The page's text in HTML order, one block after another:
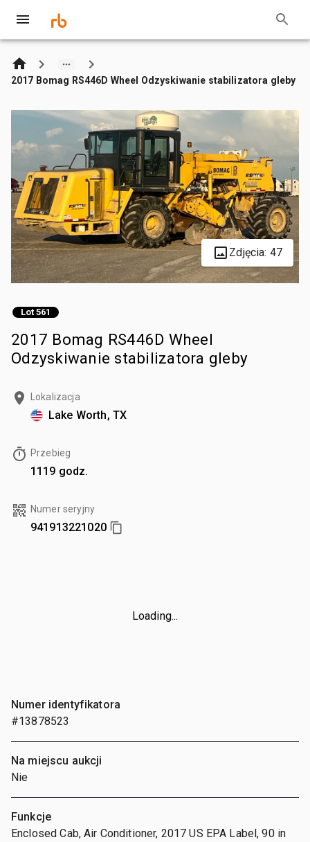
2017 Bomag RS446D Wheel Odzyskiwanie stabilizatora gleby
Zdjęcia: 47
Lot 561
2017 Bomag RS446D Wheel
Odzyskiwanie stabilizatora gleby
Lokalizacja
Lake Worth, TX
Przebieg
1119 godz.
Numer seryjny
941913221020
Loading...
Numer identyfikatora
#13878523
Na miejscu aukcji
Nie
Funkcje
Enclosed Cab, Air Conditioner, 2017 US EPA Label, 90 in